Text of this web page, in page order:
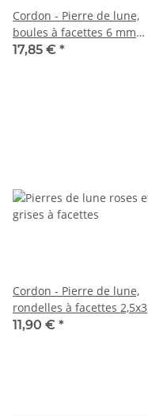
Cordon - Pierre de lune,
boules à facettes 6 mm
multicolore, 39 cm /5726
17,85 € *
Cordon - Pierre de lune,
rondelles à facettes 2,5x3
mm multicolore, 38 cm
11,90 € *